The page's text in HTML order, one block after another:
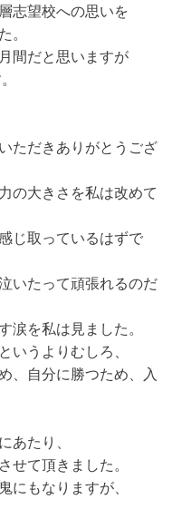
志望校への思いを
。
間だと思いますが
ただきありがとうござ
の大きさを私は改めて
じ取っているはずで
いたって頑張れるのだ
涙を私は見ました。
いうよりむしろ、
、自分に勝つため、入
あたり、
せて頂きました。
にもなりますが、